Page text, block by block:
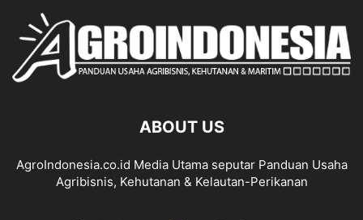
ABOUT US
AgroIndonesia.co.id Media Utama seputar Panduan Usaha
Agribisnis, Kehutanan & Kelautan-Perikanan